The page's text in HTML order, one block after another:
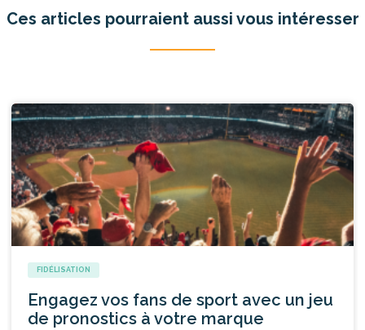
Ces articles pourraient aussi vous intéresser
FIDÉLISATION
Engagez vos fans de sport avec un jeu
de pronostics à votre marque